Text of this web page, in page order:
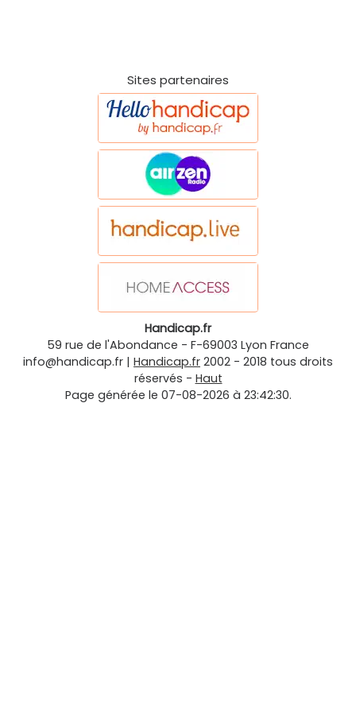
Sites partenaires
Handicap.fr
59 rue de l'Abondance - F-69003 Lyon France
info@handicap.fr | Handicap.fr 2002 - 2018 tous droits
réservés - Haut
Page générée le 07-08-2026 à 23:42:30.